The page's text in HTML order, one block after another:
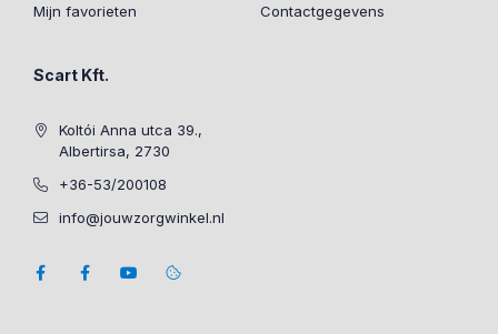
Mijn favorieten
Contactgegevens
Scart Kft.
Koltói Anna utca 39.,
Albertirsa, 2730
+36-53/200108
info@jouwzorgwinkel.nl